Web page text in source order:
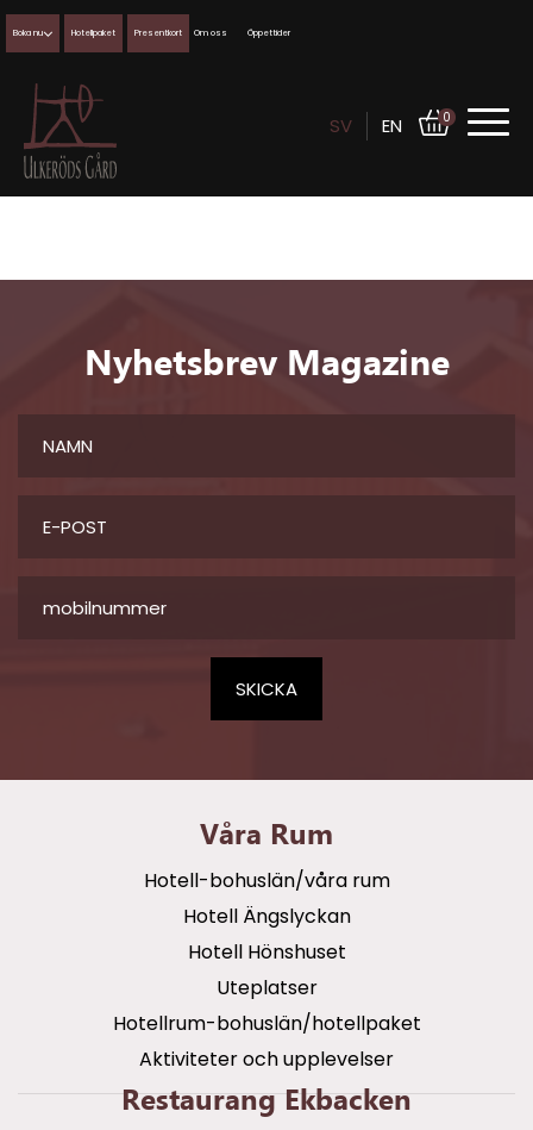
0
Boka nu Hotellpaket Presentkort Om oss Öppettider
SV EN
Våra Rum
Hotell-bohuslän/våra rum
Hotell Ängslyckan
Hotell Hönshuset
Uteplatser
Hotellrum-bohuslän/hotellpaket
Aktiviteter och upplevelser
Restaurang Ekbacken
Nyhetsbrev Magazine